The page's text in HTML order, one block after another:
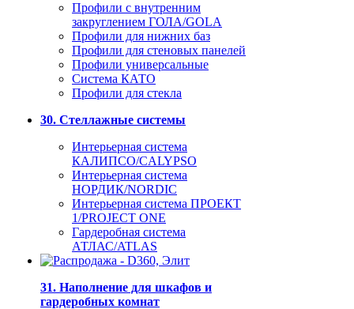
Профили с внутренним
закруглением ГОЛА/GOLA
Профили для нижних баз
Профили для стеновых панелей
Профили универсальные
Система КАТО
Профили для стекла
30. Стеллажные системы
Интерьерная система
КАЛИПСО/CALYPSO
Интерьерная система
НОРДИК/NORDIC
Интерьерная система ПРОЕКТ
1/PROJECT ONE
Гардеробная система
АТЛАС/ATLAS
31. Наполнение для шкафов и
гардеробных комнат